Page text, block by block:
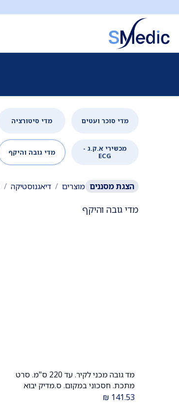
מדי סוכר ועטים מדי סיטורציה
מכשירי א.ק.ג -
ECG
מדי גובה והיקף
הצגת מסננים מוצרים דיאגנוסטיקה
מדי גובה והיקף
הוספה לעגלהמד גובה מכני לקיר. עד 220 ס"מ. סרט
מתכת. חסכוני במקום. ס.מדיק יבוא
141.53
₪